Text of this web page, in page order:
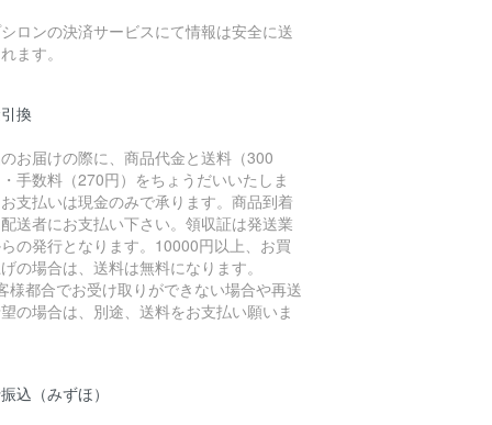
ロンの決済サービスにて情報は安全に送
ます。
換
お届けの際に、商品代金と送料（300
手数料（270円）をちょうだいいたしま
支払いは現金のみで承ります。商品到着
送者にお支払い下さい。領収証は発送業
の発行となります。10000円以上、お買
の場合は、送料は無料になります。
様都合でお受け取りができない場合や再送
の場合は、別途、送料をお支払い願いま
込（みずほ）